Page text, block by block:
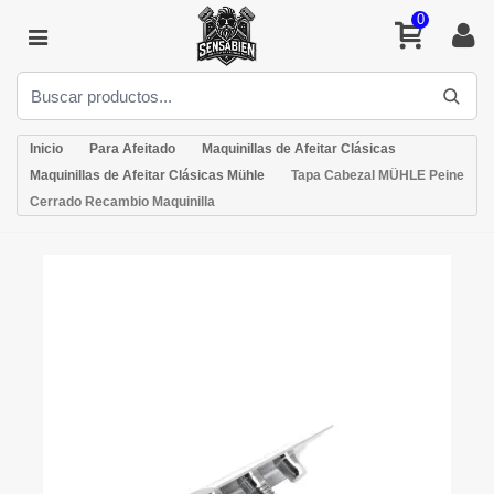
0
Inicio Para Afeitado
Maquinillas de Afeitar Clásicas
Maquinillas de Afeitar Clásicas Mühle
Tapa Cabezal MÜHLE Peine
Cerrado Recambio Maquinilla